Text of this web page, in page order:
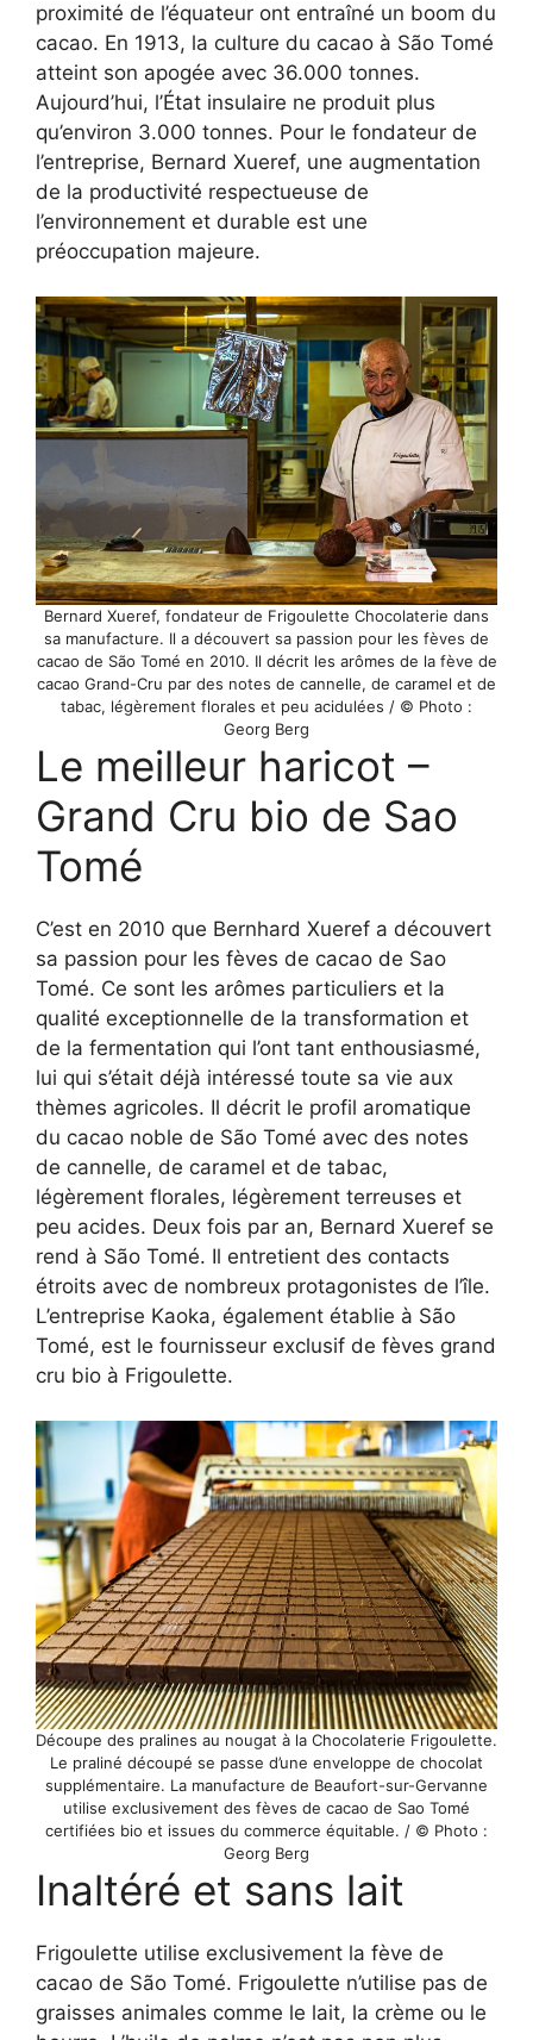
proximité de l’équateur ont entraîné un boom du
cacao. En 1913, la culture du cacao à São Tomé
atteint son apogée avec 36.000 tonnes.
Aujourd’hui, l’État insulaire ne produit plus
qu’environ 3.000 tonnes. Pour le fondateur de
l’entreprise, Bernard Xueref, une augmentation
de la productivité respectueuse de
l’environnement et durable est une
préoccupation majeure.
Bernard Xueref, fondateur de Frigoulette Chocolaterie dans
sa manufacture. Il a découvert sa passion pour les fèves de
cacao de São Tomé en 2010. Il décrit les arômes de la fève de
cacao Grand-Cru par des notes de cannelle, de caramel et de
tabac, légèrement florales et peu acidulées / © Photo :
Georg Berg
Le meilleur haricot –
Grand Cru bio de Sao
Tomé
C’est en 2010 que Bernhard Xueref a découvert
sa passion pour les fèves de cacao de Sao
Tomé. Ce sont les arômes particuliers et la
qualité exceptionnelle de la transformation et
de la fermentation qui l’ont tant enthousiasmé,
lui qui s’était déjà intéressé toute sa vie aux
thèmes agricoles. Il décrit le profil aromatique
du cacao noble de São Tomé avec des notes
de cannelle, de caramel et de tabac,
légèrement florales, légèrement terreuses et
peu acides. Deux fois par an, Bernard Xueref se
rend à São Tomé. Il entretient des contacts
étroits avec de nombreux protagonistes de l’île.
L’entreprise Kaoka, également établie à São
Tomé, est le fournisseur exclusif de fèves grand
cru bio à Frigoulette.
Découpe des pralines au nougat à la Chocolaterie Frigoulette.
Le praliné découpé se passe d’une enveloppe de chocolat
supplémentaire. La manufacture de Beaufort-sur-Gervanne
utilise exclusivement des fèves de cacao de Sao Tomé
certifiées bio et issues du commerce équitable. / © Photo :
Georg Berg
Inaltéré et sans lait
Frigoulette utilise exclusivement la fève de
cacao de São Tomé. Frigoulette n’utilise pas de
graisses animales comme le lait, la crème ou le